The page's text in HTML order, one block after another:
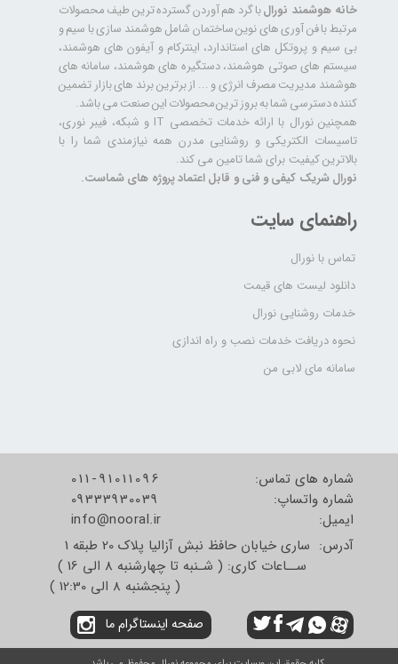
راهنمای سایت
تماس با نورال
دانلود لیست های قیمت
خدمات روشنایی نورال
نحوه دریافت خدمات نصب و راه اندازی
سامانه مای لابی من
خانه هوشمند نورالبا گرد هم آوردن گسترده ترین طیف محصولات
مرتبط با فن آوری های نوین ساختمان شامل هوشمند سازی با سیم و
بی سیم و پروتکل های استاندارد، اینترکام و آیفون های هوشمند،
سیستم های صوتی هوشمند، دستگیره های هوشمند، سامانه های
هوشمند مدیریت مصرف انرژی و ... از برترین برند های بازار تضمین
کننده دسترسی شما به بروز ترین محصولات این صنعت می باشد.
همچنین نورال با ارائه خدمات تخصصی IT و شبکه، فیبر نوری،
تاسیسات الکتریکی و روشنایی مدرن همه نیازمندی شما را با
بالاترین کیفیت برای شما تامین می کند.
نورال شریک کیفی و فنی و قابل اعتماد پروژه های شماست.
شماره های تماس:
شماره واتساپ:
​​​​​​​ایمیل:
011-91011096
09333930039
info@nooral.ir
آدرس: ساری خیابان حافظ نبش آزالیا پلاک 20 طبقه 1
ســاعات کاری: ( شـنبه تا چهارشنبه 8 الی 16 )
( پنجشنبه 8 الی 12:30 )
صفحه اینستاگرام ما